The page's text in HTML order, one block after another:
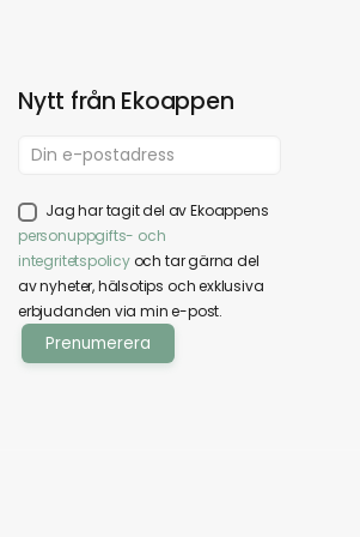
Nytt från Ekoappen
Jag har tagit del av Ekoappens
personuppgifts- och
integritetspolicyoch tar gärna del
av nyheter, hälsotips och exklusiva
erbjudanden via min e-post.